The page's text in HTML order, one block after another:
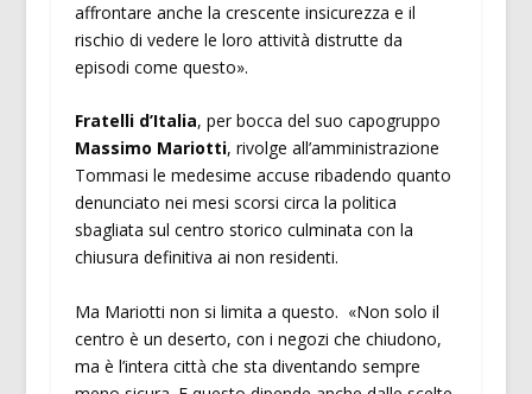
affrontare anche la crescente insicurezza e il
rischio di vedere le loro attività distrutte da
episodi come questo».
Fratelli d’Italia, per bocca del suo capogruppo
Massimo Mariotti, rivolge all’amministrazione
Tommasi le medesime accuse ribadendo quanto
denunciato nei mesi scorsi circa la politica
sbagliata sul centro storico culminata con la
chiusura definitiva ai non residenti.
Ma Mariotti non si limita a questo. «Non solo il
centro è un deserto, con i negozi che chiudono,
ma è l’intera città che sta diventando sempre